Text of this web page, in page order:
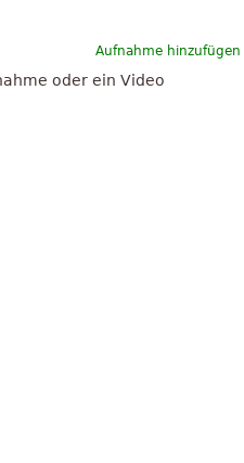
Aufnahme hinzufügen
oder ein Video